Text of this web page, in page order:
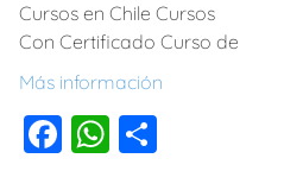
Cursos en Chile Cursos
Con Certificado Curso de
Más información
F
W